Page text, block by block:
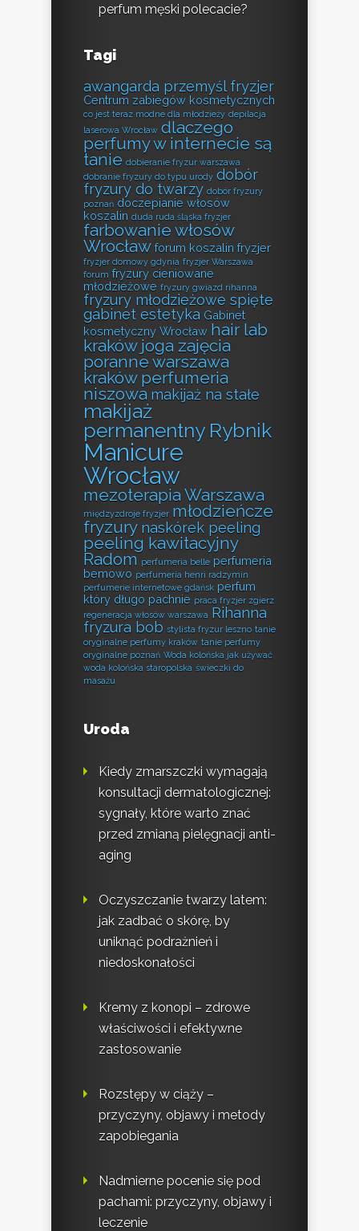
perfum męski polecacie?
Tagi
awangarda przemyśl fryzjer
Centrum zabiegów kosmetycznych
co jest teraz modne dla młodzieży depilacja
laserowa Wrocław dlaczego
perfumy w internecie są
tanie dobieranie fryzur warszawa
dobranie fryzury do typu urody dobór
fryzury do twarzy dobór fryzury
poznań doczepianie włosów
koszalin duda ruda śląska fryzjer
farbowanie włosów
Wrocław forum koszalin fryzjer
fryzjer domowy gdynia fryzjer Warszawa
forum fryzury cieniowane
młodzieżowe fryzury gwiazd rihanna
fryzury młodzieżowe spięte
gabinet estetyka Gabinet
kosmetyczny Wrocław hair lab
kraków joga zajęcia
poranne warszawa
kraków perfumeria
niszowa makijaż na stałe
makijaż
permanentny Rybnik
Manicure
Wrocław
mezoterapia Warszawa
międzyzdroje fryzjer młodzieńcze
fryzury naskórek peeling
peeling kawitacyjny
Radom perfumeria belle perfumeria
bemowo perfumeria henri radzymin
perfumerie internetowe gdańsk perfum
który długo pachnie praca fryzjer zgierz
regeneracja włosów warszawa Rihanna
fryzura bob stylista fryzur leszno tanie
oryginalne perfumy kraków tanie perfumy
oryginalne poznań Woda kolońska jak używać
woda kolońska staropolska świeczki do
masażu
Uroda
Kiedy zmarszczki wymagają
konsultacji dermatologicznej:
sygnały, które warto znać
przed zmianą pielęgnacji anti-
aging
Oczyszczanie twarzy latem:
jak zadbać o skórę, by
uniknąć podrażnień i
niedoskonałości
Kremy z konopi – zdrowe
właściwości i efektywne
zastosowanie
Rozstępy w ciąży –
przyczyny, objawy i metody
zapobiegania
Nadmierne pocenie się pod
pachami: przyczyny, objawy i
leczenie